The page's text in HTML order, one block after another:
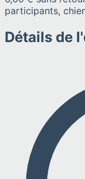
participants,
Détails de